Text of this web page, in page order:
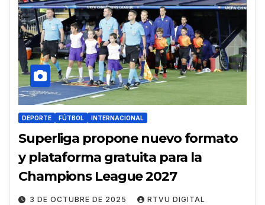
DEPORTE FÚTBOL INTERNACIONAL
Superliga propone nuevo formato
y plataforma gratuita para la
Champions League 2027
3 DE OCTUBRE DE 2025 RTVU DIGITAL